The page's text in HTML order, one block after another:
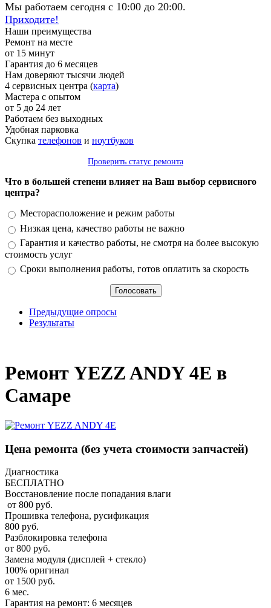
Мы работаем сегодня с 10:00 до 20:00.
Приходите!
Наши преимущества
Ремонт на месте
от 15 минут
Гарантия до 6 месяцев
Нам доверяют тысячи людей
4 сервисных центра (карта)
Мастера с опытом
от 5 до 24 лет
Работаем без выходных
Удобная парковка
Скупка телефонов и ноутбуков
Проверить статус ремонта
Что в большей степени влияет на Ваш выбор сервисного
центра?
Варианты
Месторасположение и режим работы
Низкая цена, качество работы не важно
Гарантия и качество работы, не смотря на более высокую
стоимость услуг
Сроки выполнения работы, готов оплатить за скорость
Предыдущие опросы
Результаты
Ремонт YEZZ ANDY 4E в
Самаре
Цена ремонта (без учета стоимости запчастей)
Диагностика
БЕСПЛАТНО
Восстановление после попадания влаги
от 800 руб.
Прошивка телефона, русификация
800 руб.
Разблокировка телефона
от 800 руб.
Замена модуля (дисплей + стекло)
100% оригинал
от 1500 руб.
6 мес.
Гарантия на ремонт: 6 месяцев